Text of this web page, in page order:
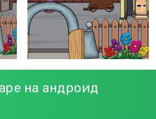
на андроид